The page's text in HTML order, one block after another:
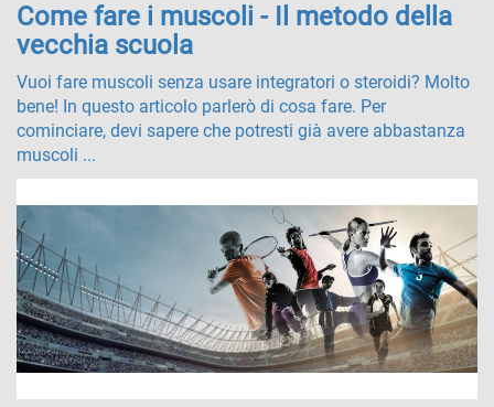
Come fare i muscoli - Il metodo della
vecchia scuola
Vuoi fare muscoli senza usare integratori o steroidi? Molto
bene! In questo articolo parlerò di cosa fare. Per
cominciare, devi sapere che potresti già avere abbastanza
muscoli ...